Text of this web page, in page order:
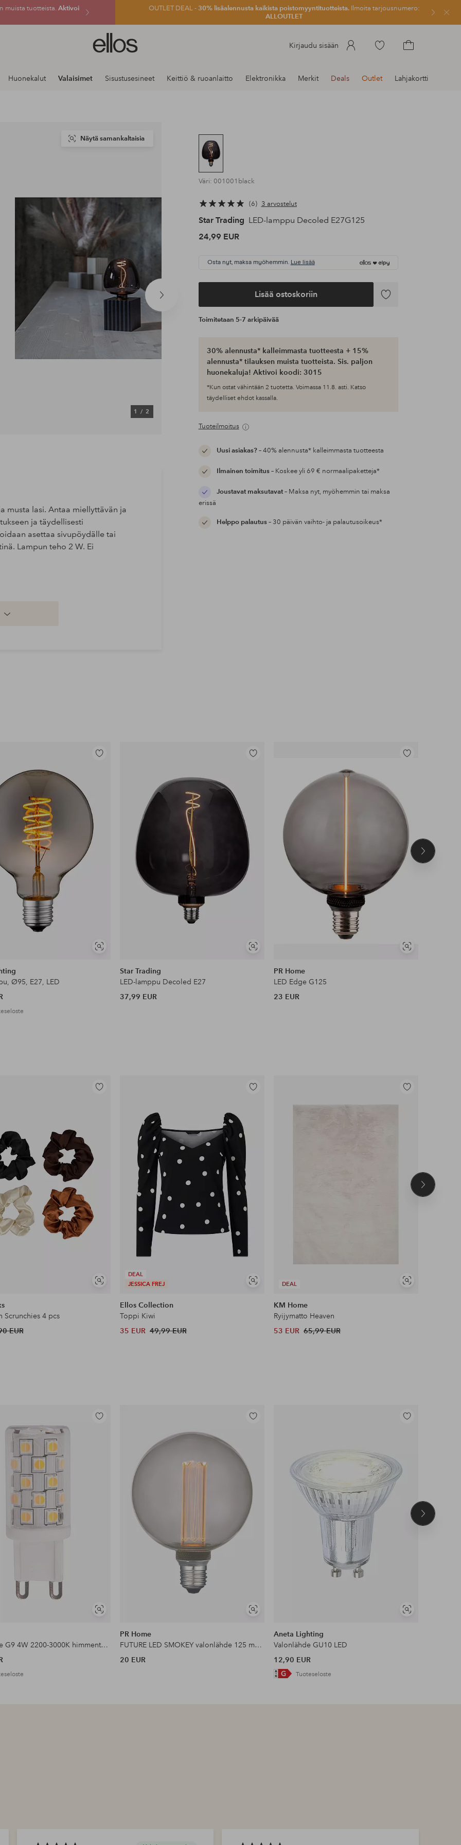
muista tuotteista. Aktivoi
OUTLET DEAL -30% lisäalennusta kaikista poistomyyntituotteista.Ilmoita tarjousnumero:
ALLOUTLET
Sulje
Ellos-
logo
siirry
Kirjaudu sisään
Siirry
Huonekalut Valaisimet Sisustusesineet Keittiö & ruoanlaitto Elektronikka Merkit Deals Outlet Lahjakortti
Seuraava
1/ 2
Näytä samankaltaisia
Väri: 001001black
6 3 arvostelut
Star Trading LED-lamppu Decoled E27G125
24,99 EUR
Osta nyt, maksa myöhemmin. Lue lisää
Lisää ostoskoriin
Lisää
Toimitetaan 5-7 arkipäivää
30% alennusta* kalleimmasta tuotteesta + 15%
alennusta* tilauksen muista tuotteista. Sis. paljon
huonekaluja! Aktivoi koodi: 3015
*Kun ostat vähintään 2 tuotetta. Voimassa 11.8. asti. Katso
täydelliset ehdot kassalla.
Tuoteilmoitus
Uusi asiakas?– 40% alennusta* kalleimmasta tuotteesta
Ilmainen toimitus– Koskee yli 69 € normaalipaketteja*
Joustavat maksutavat– Maksa nyt, myöhemmin tai maksa
erissä
Helppo palautus– 30 päivän vaihto- ja palautusoikeus*
musta lasi. Antaa miellyttävän ja
ja täydellisesti
asettaa sivupöydälle tai
Lampun teho 2 W. Ei
Näytä
Lisää
Ø95, E27, LED
Näytä
Lisää
Star Trading
LED-lamppu Decoled E27
37,99 EUR
Näytä
Lisää
PR Home
LED Edge G125
23 EUR
Seuraava
Näytä
Lisää
Scrunchies 4 pcs
EUR
DEAL
JESSICA FREJ
Näytä
Lisää
Ellos Collection
Toppi Kiwi
35 EUR 49,99 EUR
DEAL
Näytä
Lisää
KM Home
Ryijymatto Heaven
53 EUR 65,99 EUR
Seuraava
Näytä
Lisää
Valonlähde G9 4W 2200-3000K himmentää lämpimäksi 330lm
Näytä
Lisää
PR Home
FUTURE LED SMOKEY valonlähde 125 mm E27
20 EUR
Näytä
Lisää
Aneta Lighting
Valonlähde GU10 LED
12,90 EUR
Tuoteseloste
Seuraava